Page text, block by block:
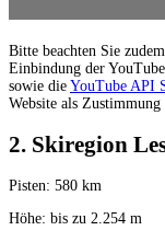
Bitte beachten Sie
Einbindung der
sowie die YouTube API
Website als Zustimmung
2. Skiregion
Pisten: 580 km
Höhe: bis zu 2.254 m